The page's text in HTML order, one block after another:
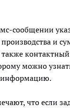
сообщении
и
также
можно
информацию.
что если